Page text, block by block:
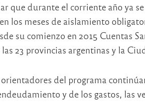
que durante el corriente año ya
los meses de aislamiento
su comienzo en 2015 Cuentas
23 provincias argentinas y la
orientadores del programa
y de los gastos, las